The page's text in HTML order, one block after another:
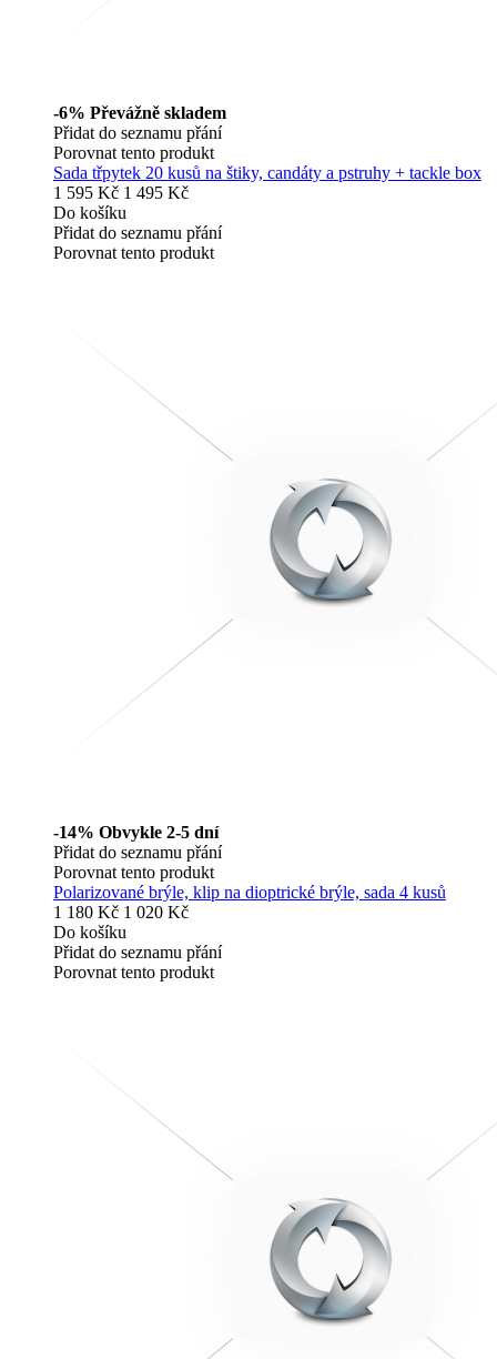
-6% Převážně skladem
Přidat do seznamu přání
Porovnat tento produkt
Sada třpytek 20 kusů na štiky, candáty a pstruhy + tackle box
1 595 Kč 1 495 Kč
Do košíku
Přidat do seznamu přání
Porovnat tento produkt
-14% Obvykle 2-5 dní
Přidat do seznamu přání
Porovnat tento produkt
Polarizované brýle, klip na dioptrické brýle, sada 4 kusů
1 180 Kč 1 020 Kč
Do košíku
Přidat do seznamu přání
Porovnat tento produkt